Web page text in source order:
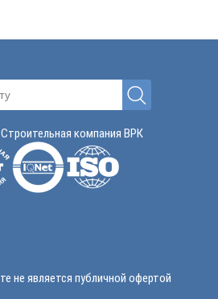
компания ВРК
не является публичной офертой